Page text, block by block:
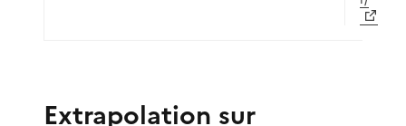
Extrapolation sur